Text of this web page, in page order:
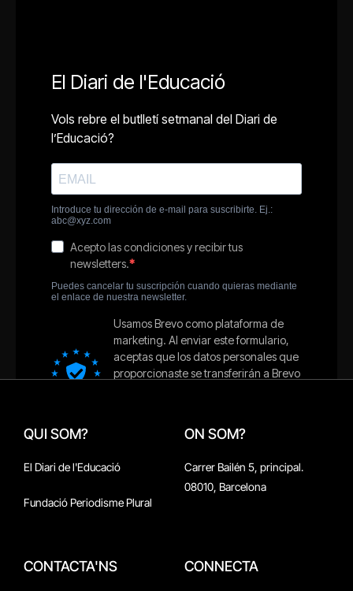
QUI SOM?
El Diari de l'Educació
Fundació Periodisme Plural
ON SOM?
Carrer Bailén 5, principal.
08010, Barcelona
CONTACTA'NS CONNECTA